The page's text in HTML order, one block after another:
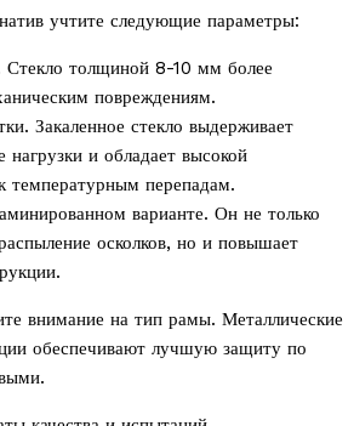
учтите следующие параметры:
Стекло толщиной 8-10 мм более
повреждениям.
Закаленное стекло выдерживает
нагрузки и обладает высокой
температурным перепадам.
варианте. Он не только
осколков, но и повышает
внимание на тип рамы. Металлические
обеспечивают лучшую защиту по